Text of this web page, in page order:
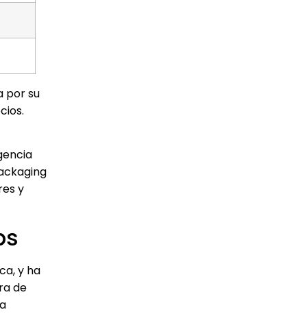
por su
y
y ha
de